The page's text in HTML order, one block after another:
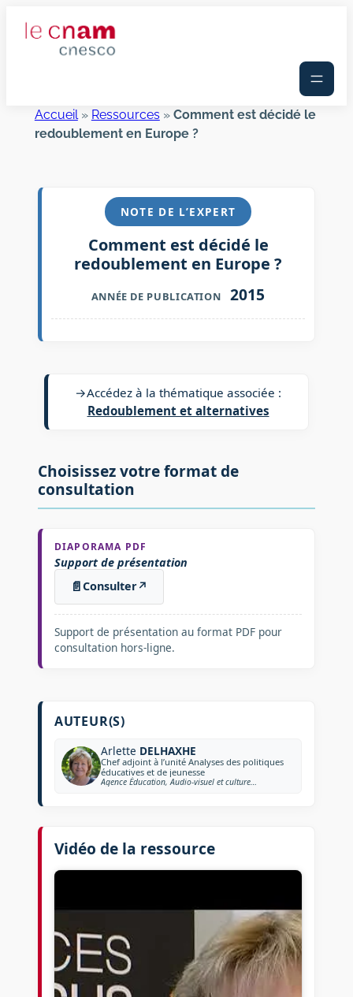
Accueil» Ressources» Comment est décidé le
redoublement en Europe ?
NOTE DE L’EXPERT
Comment est décidé le
redoublement en Europe ?
ANNÉE DE PUBLICATION 2015
→Accédez à la thématique associée :
Redoublement et alternatives
Choisissez votre format de
consultation
DIAPORAMA PDF
Support de présentation
📄Consulter↗
Support de présentation au format PDF pour
consultation hors-ligne.
AUTEUR(S)
Arlette DELHAXHE
Chef adjoint à l’unité Analyses des politiques
éducatives et de jeunesse
Agence Éducation, Audio-visuel et culture de la Commission Européenne
Vidéo de la ressource